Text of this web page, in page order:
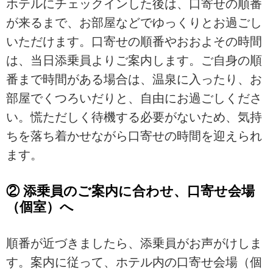
ホテルにチェックインした後は、口寄せの順番
が来るまで、お部屋などでゆっくりとお過ごし
いただけます。口寄せの順番やおおよその時間
は、当日添乗員よりご案内します。ご自身の順
番まで時間がある場合は、温泉に入ったり、お
部屋でくつろいだりと、自由にお過ごしくださ
い。慌ただしく待機する必要がないため、気持
ちを落ち着かせながら口寄せの時間を迎えられ
ます。
② 添乗員のご案内に合わせ、口寄せ会場
（個室）へ
順番が近づきましたら、添乗員がお声がけしま
す。案内に従って、ホテル内の口寄せ会場（個